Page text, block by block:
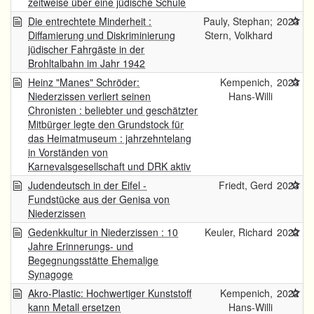
Die entrechtete Minderheit :
Diffamierung und Diskriminierung
jüdischer Fahrgäste in der
Brohltalbahn im Jahr 1942
Pauly, Stephan;
Stern, Volkhard
2023
Heinz "Manes" Schröder:
Niederzissen verliert seinen
Chronisten : beliebter und geschätzter
Mitbürger legte den Grundstock für
das Heimatmuseum : jahrzehntelang
in Vorständen von
Karnevalsgesellschaft und DRK aktiv
Kempenich,
Hans-Willi
2023
Judendeutsch in der Eifel -
Fundstücke aus der Genisa von
Niederzissen
Friedt, Gerd 2023
Gedenkkultur in Niederzissen : 10
Jahre Erinnerungs- und
Begegnungsstätte Ehemalige
Synagoge
Keuler, Richard 2022
Akro-Plastic: Hochwertiger Kunststoff
kann Metall ersetzen
Kempenich,
Hans-Willi
2022